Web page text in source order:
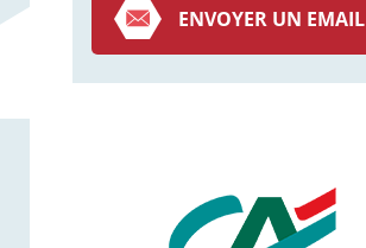
ENVOYER UN EMAIL